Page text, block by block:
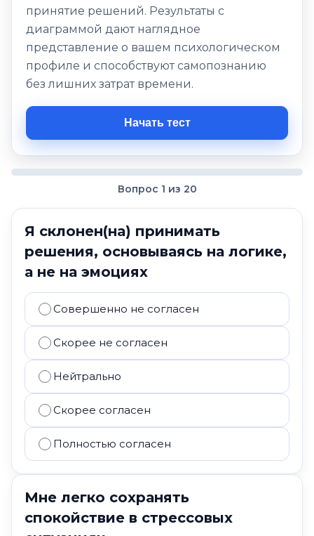
принятие решений. Результаты с
диаграммой дают наглядное
представление о вашем психологическом
профиле и способствуют самопознанию
без лишних затрат времени.
Начать тест
Вопрос 1 из 20
Я склонен(на) принимать
решения, основываясь на логике,
а не на эмоциях
Совершенно не согласен
Скорее не согласен
Нейтрально
Скорее согласен
Полностью согласен
Мне легко сохранять
спокойствие в стрессовых